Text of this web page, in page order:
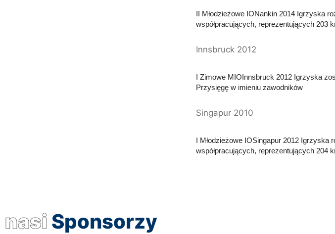
II Młodzieżowe IONankin 2014 Igrzyska
współpracujących, reprezentujących 203
Innsbruck 2012
I Zimowe MIOInnsbruck 2012 Igrzyska
Przysięgę w imieniu zawodników
Singapur 2010
I Młodzieżowe IOSingapur 2012 Igrzyska
współpracujących, reprezentujących 204
nasi Sponsorzy